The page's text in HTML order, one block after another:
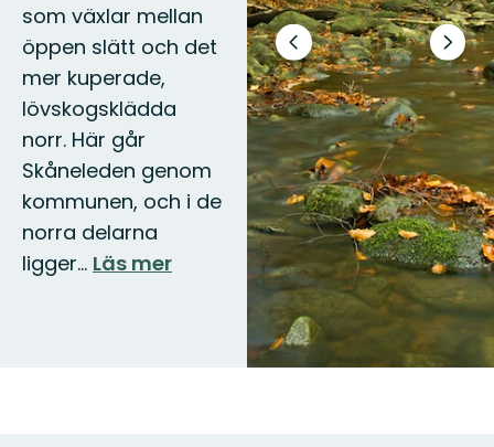
som växlar mellan
öppen slätt och det
mer kuperade,
lövskogsklädda
norr. Här går
Skåneleden genom
kommunen, och i de
norra delarna
ligger… Läs mer
Föregående
bild
Nästa